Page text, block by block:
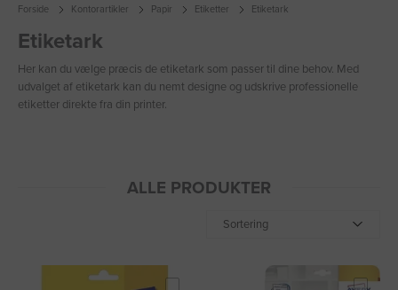
Forside Kontorartikler Papir Etiketter Etiketark
Etiketark
Her kan du vælge præcis de etiketark som passer til dine behov. Med
udvalget af etiketark kan du nemt designe og udskrive professionelle
etiketter direkte fra din printer.
ALLE PRODUKTER
Sortering